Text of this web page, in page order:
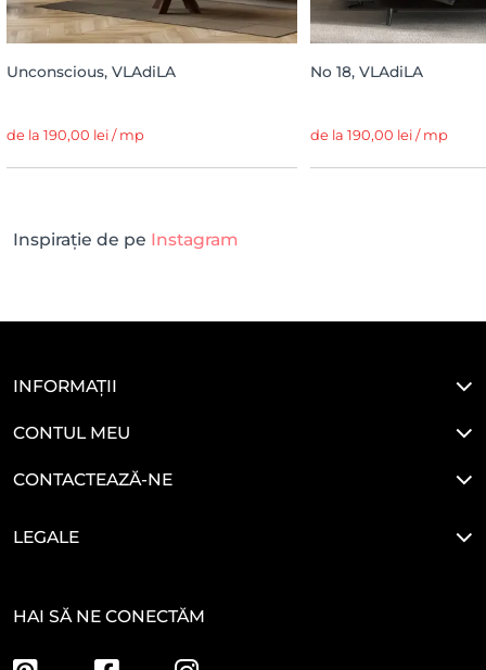
Unconscious, VLAdiLA
de la 190,00 lei / mp
No 18, VLAdiLA
de la 190,00 lei / mp
Inspirație de pe Instagram
INFORMAȚII
CONTUL MEU
CONTACTEAZĂ-NE
LEGALE
HAI SĂ NE CONECTĂM